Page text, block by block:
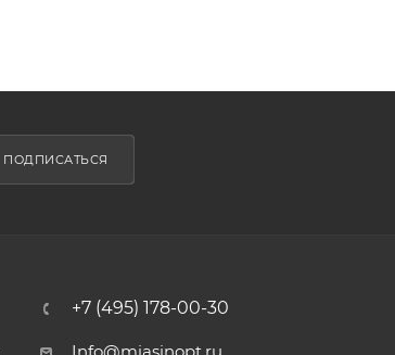
ПОДПИСАТЬСЯ
+7 (495) 178-00-30